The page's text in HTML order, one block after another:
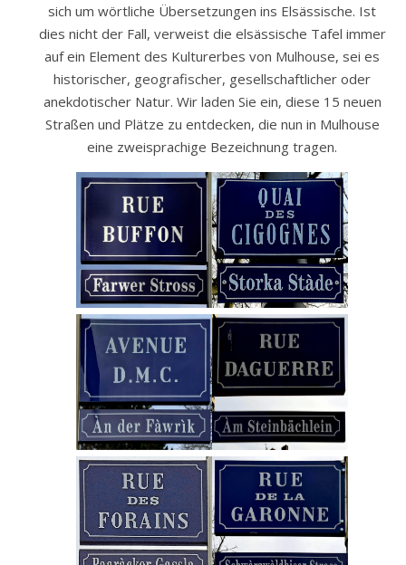
sich um wörtliche Übersetzungen ins Elsässische. Ist
dies nicht der Fall, verweist die elsässische Tafel immer
auf ein Element des Kulturerbes von Mulhouse, sei es
historischer, geografischer, gesellschaftlicher oder
anekdotischer Natur. Wir laden Sie ein, diese 15 neuen
Straßen und Plätze zu entdecken, die nun in Mulhouse
eine zweisprachige Bezeichnung tragen.